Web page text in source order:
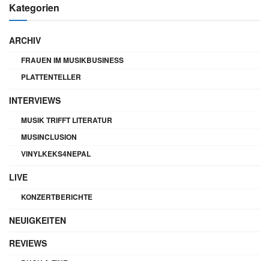
Kategorien
ARCHIV
FRAUEN IM MUSIKBUSINESS
PLATTENTELLER
INTERVIEWS
MUSIK TRIFFT LITERATUR
MUSINCLUSION
VINYLKEKS4NEPAL
LIVE
KONZERTBERICHTE
NEUIGKEITEN
REVIEWS